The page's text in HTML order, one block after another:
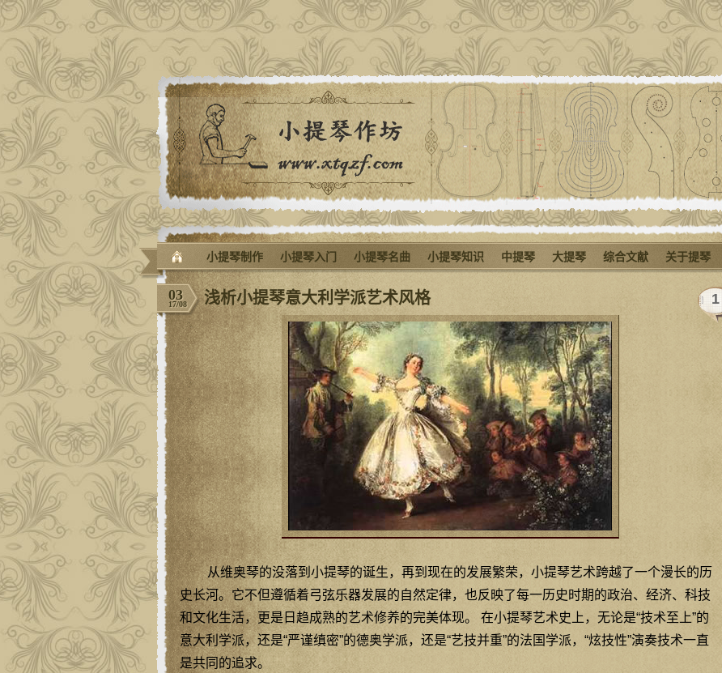
小提琴制作 小提琴入门 小提琴名曲 小提琴知识 中提琴 大提琴 综合文献 关于提琴
浅析小提琴意大利学派艺术风格
从维奥琴的没落到小提琴的诞生，再到现在的发展繁荣，小提琴艺术跨越了一个漫长的历
史长河。它不但遵循着弓弦乐器发展的自然定律，也反映了每一历史时期的政治、经济、科技
和文化生活，更是日趋成熟的艺术修养的完美体现。 在小提琴艺术史上，无论是“技术至上”的
意大利学派，还是“严谨缜密”的德奥学派，还是“艺技并重”的法国学派，“炫技性”演奏技术一直
是共同的追求。
1
03
17/08